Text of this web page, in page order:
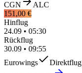
CGN
ALC
151,00 €
Hinflug
24.09 • 05:30
Rückflug
30.09 • 09:55
Eurowings
Direktflug